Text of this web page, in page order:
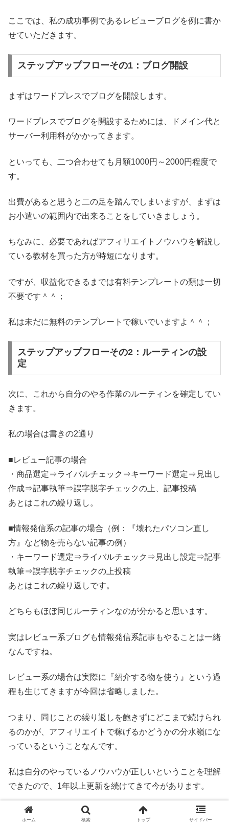
ここでは、私の成功事例であるレビューブログを例に書か
せていただきます。
ステップアップフローその1：ブログ開設
まずはワードプレスでブログを開設します。
ワードプレスでブログを開設するためには、ドメイン代と
サーバー利用料がかかってきます。
といっても、二つ合わせても月額1000円～2000円程度で
す。
出費があると思うと二の足を踏んでしまいますが、まずは
お小遣いの範囲内で出来ることをしていきましょう。
ちなみに、必要であればアフィリエイトノウハウを解説し
ている教材を買った方が時短になります。
ですが、収益化できるまでは有料テンプレートの類は一切
不要です＾＾；
私は未だに無料のテンプレートで稼いでいますよ＾＾；
ステップアップフローその2：ルーティンの設
定
次に、これから自分のやる作業のルーティンを確定してい
きます。
私の場合は書きの2通り
■レビュー記事の場合
・商品選定⇒ライバルチェック⇒キーワード選定⇒見出し
作成⇒記事執筆⇒誤字脱字チェックの上、記事投稿
あとはこれの繰り返し。
■情報発信系の記事の場合（例：『壊れたパソコン直し
方』など物を売らない記事の例）
・キーワード選定⇒ライバルチェック⇒見出し設定⇒記事
執筆⇒誤字脱字チェックの上投稿
あとはこれの繰り返しです。
どちらもほぼ同じルーティンなのが分かると思います。
実はレビュー系ブログも情報発信系記事もやることは一緒
なんですね。
レビュー系の場合は実際に『紹介する物を使う』という過
程も生じてきますが今回は省略しました。
つまり、同じことの繰り返しを飽きずにどこまで続けられ
るのかが、アフィリエイトで稼げるかどうかの分水嶺にな
っているということなんです。
私は自分のやっているノウハウが正しいということを理解
できたので、1年以上更新を続けてきて今があります。
まずは正しいノウハウが何か、自分の頑張っている方向性
ホーム 検索 トップ サイドバー